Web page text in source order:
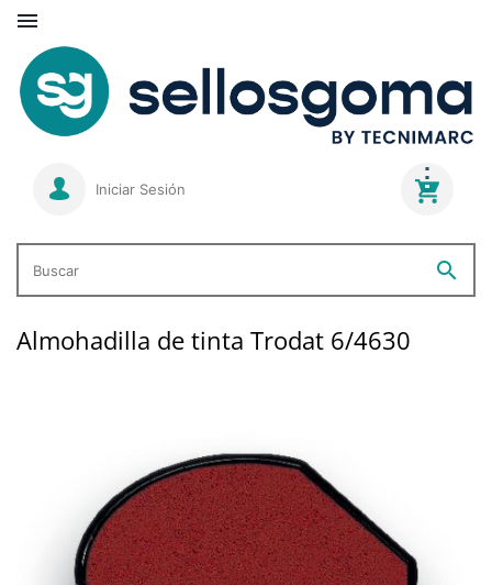

Iniciar Sesión
Buscar
search
Almohadilla de tinta Trodat 6/4630